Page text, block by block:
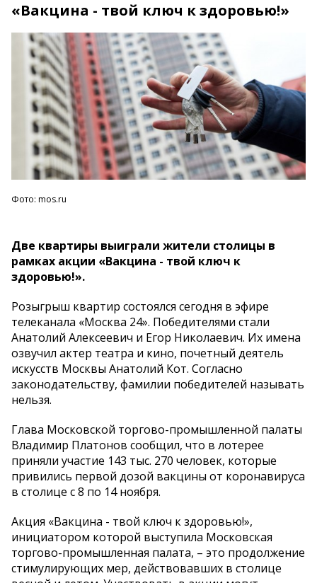
«Вакцина - твой ключ к здоровью!»
Фото: mos.ru
Две квартиры выиграли жители столицы в
рамках акции «Вакцина - твой ключ к
здоровью!».
Розыгрыш квартир состоялся сегодня в эфире
телеканала «Москва 24». Победителями стали
Анатолий Алексеевич и Егор Николаевич. Их имена
озвучил актер театра и кино, почетный деятель
искусств Москвы Анатолий Кот. Согласно
законодательству, фамилии победителей называть
нельзя.
Глава Московской торгово-промышленной палаты
Владимир Платонов сообщил, что в лотерее
приняли участие 143 тыс. 270 человек, которые
привились первой дозой вакцины от коронавируса
в столице с 8 по 14 ноября.
Акция «Вакцина - твой ключ к здоровью!»,
инициатором которой выступила Московская
торгово-промышленная палата, – это продолжение
стимулирующих мер, действовавших в столице